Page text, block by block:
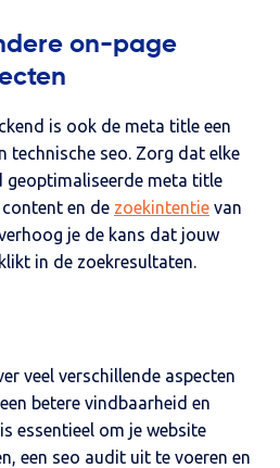
on-page
is ook de meta title een
technische seo. Zorg dat elke
geoptimaliseerde meta title
en de zoekintentie van
je de kans dat jouw
in de zoekresultaten.
veel verschillende aspecten
betere vindbaarheid en
essentieel om je website
een seo audit uit te voeren en